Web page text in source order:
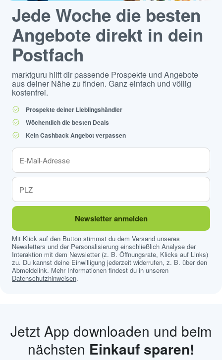
Jede Woche die besten
Angebote direkt in dein
Postfach
marktguru hilft dir passende Prospekte und Angebote
aus deiner Nähe zu finden. Ganz einfach und völlig
kostenfrei.
Prospekte deiner Lieblingshändler
Wöchentlich die besten Deals
Kein Cashback Angebot verpassen
Newsletter anmelden
Mit Klick auf den Button stimmst du dem Versand unseres
Newsletters und der Personalisierung einschließlich Analyse der
Interaktion mit dem Newsletter (z. B. Öffnungsrate, Klicks auf Links)
zu. Du kannst deine Einwilligung jederzeit widerrufen, z. B. über den
Abmeldelink. Mehr Informationen findest du in unseren
Datenschutzhinweisen.
Jetzt App downloaden und beim
nächsten Einkauf sparen!